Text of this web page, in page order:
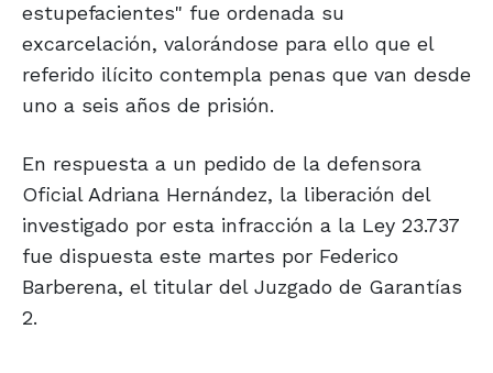
estupefacientes" fue ordenada su
excarcelación, valorándose para ello que el
referido ilícito contempla penas que van desde
uno a seis años de prisión.
En respuesta a un pedido de la defensora
Oficial Adriana Hernández, la liberación del
investigado por esta infracción a la Ley 23.737
fue dispuesta este martes por Federico
Barberena, el titular del Juzgado de Garantías
2.